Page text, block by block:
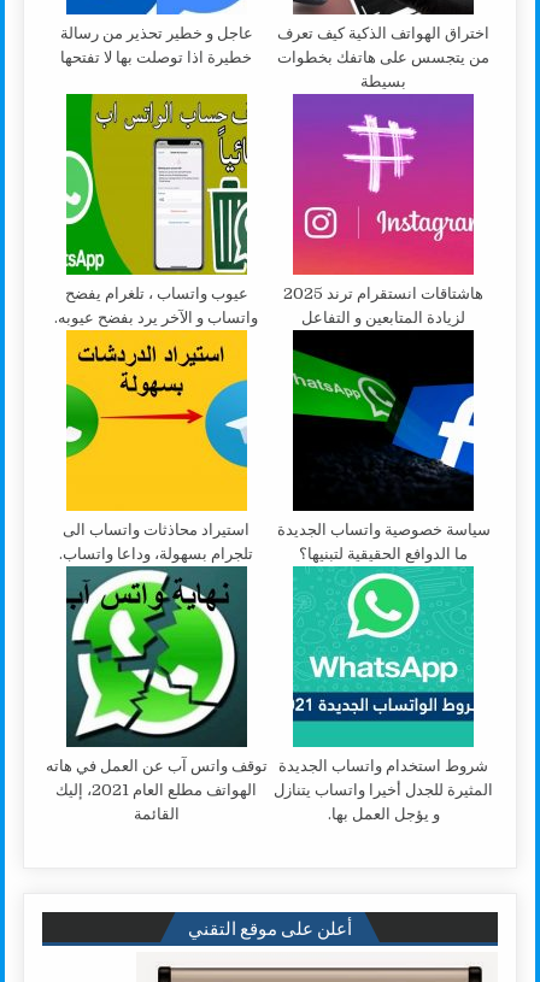
اختراق الهواتف الذكية كيف تعرف
من يتجسس على هاتفك بخطوات
بسيطة
عاجل و خطير تحذير من رسالة
خطيرة اذا توصلت بها لا تفتحها
هاشتاقات انستقرام ترند 2025
لزيادة المتابعين و التفاعل
عيوب واتساب ، تلغرام يفضح
واتساب و الآخر يرد بفضح عيوبه.
سياسة خصوصية واتساب الجديدة
ما الدوافع الحقيقية لتبنيها؟
استيراد محاذثات واتساب الى
تلجرام بسهولة، وداعا واتساب.
شروط استخدام واتساب الجديدة
المثيرة للجدل أخيرا واتساب يتنازل
و يؤجل العمل بها.
توقف واتس آب عن العمل في هاته
الهواتف مطلع العام 2021، إليك
القائمة
أعلن على موقع التقني